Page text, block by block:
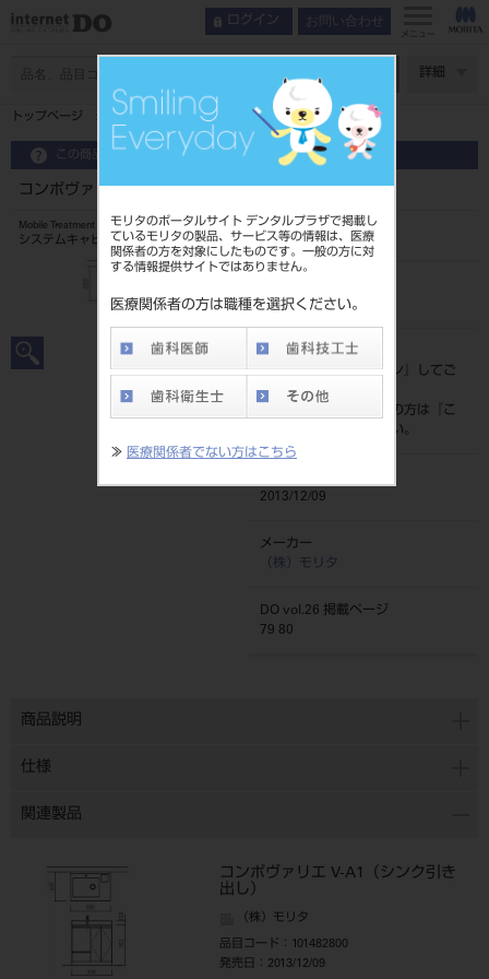
モリタのポータルサイト デンタルプラザで掲載し
ているモリタの製品、サービス等の情報は、医療
関係者の方を対象にしたものです。一般の方に対
する情報提供サイトではありません。
医療関係者の方は職種を選択ください。
≫ 医療関係者でない方はこちら
ログイン お問い合わせ
メニュー
詳細
トップページ コンポヴァリエ V-D2（引出し 4段）
この商品に関するお問い合わせ
コンポヴァリエ V-D2（引出し 4段）
Mobile Treatment Cabinet
システムキャビネット
101482841
標準価格
ログイン
』してご
覧ください。
ネット会員登録がまだの方は『
こ
』より登録ください。
2013/12/09
メーカー
（株）モリタ
DO vol.26 掲載ページ
79 80
商品説明
仕様
関連製品
コンポヴァリエ V-A1（シンク引き
出し）
（株）モリタ
品目コード ：101482800
発売日
：2013/12/09